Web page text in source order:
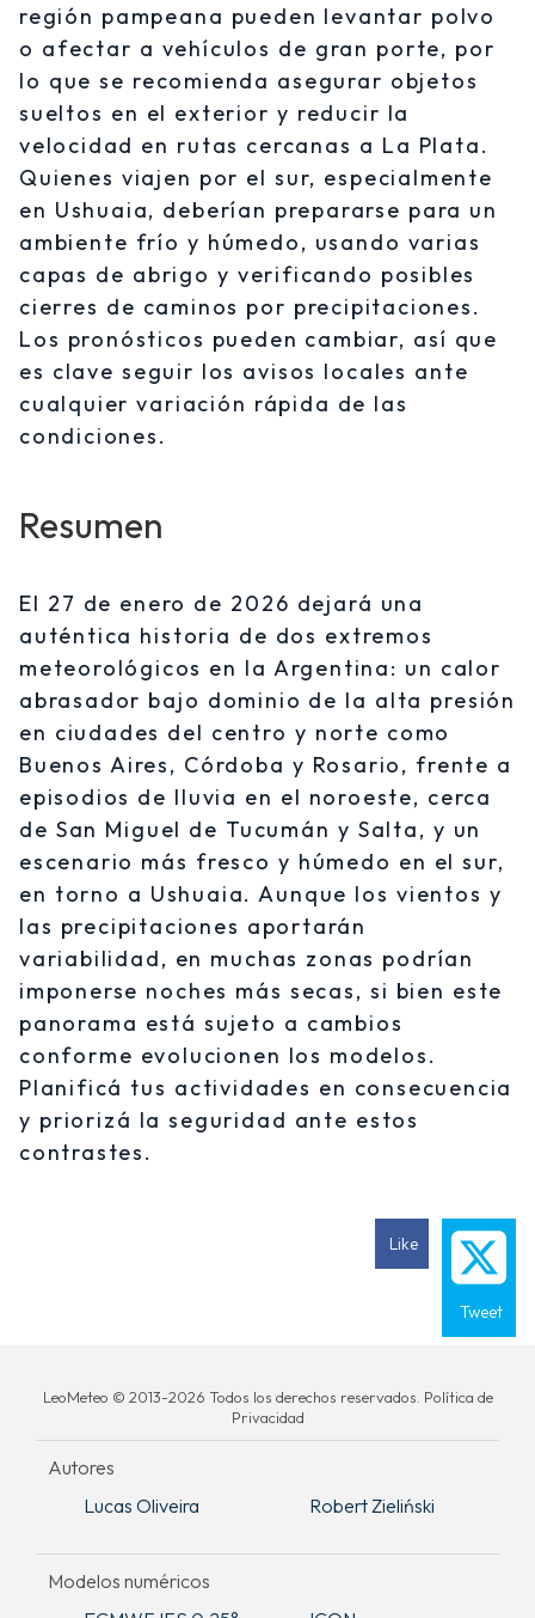
región pampeana pueden levantar polvo
o afectar a vehículos de gran porte, por
lo que se recomienda asegurar objetos
sueltos en el exterior y reducir la
velocidad en rutas cercanas a La Plata.
Quienes viajen por el sur, especialmente
en Ushuaia, deberían prepararse para un
ambiente frío y húmedo, usando varias
capas de abrigo y verificando posibles
cierres de caminos por precipitaciones.
Los pronósticos pueden cambiar, así que
es clave seguir los avisos locales ante
cualquier variación rápida de las
condiciones.
Resumen
El 27 de enero de 2026 dejará una
auténtica historia de dos extremos
meteorológicos en la Argentina: un calor
abrasador bajo dominio de la alta presión
en ciudades del centro y norte como
Buenos Aires, Córdoba y Rosario, frente a
episodios de lluvia en el noroeste, cerca
de San Miguel de Tucumán y Salta, y un
escenario más fresco y húmedo en el sur,
en torno a Ushuaia. Aunque los vientos y
las precipitaciones aportarán
variabilidad, en muchas zonas podrían
imponerse noches más secas, si bien este
panorama está sujeto a cambios
conforme evolucionen los modelos.
Planificá tus actividades en consecuencia
y priorizá la seguridad ante estos
contrastes.
Like
Tweet
LeoMeteo © 2013-2026 Todos los derechos reservados. Política de
Privacidad
Autores
Lucas Oliveira
Robert Zieliński
Modelos numéricos